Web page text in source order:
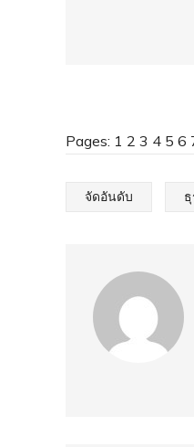
Pages: 1 2 3 4 5 6
จัดอันดับ